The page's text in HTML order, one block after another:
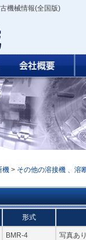
機械情報(全国版)
機 > その他の溶接機 、溶
形式
BMR-4 写真あ